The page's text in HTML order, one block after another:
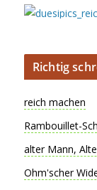
Richtig
reich machen
Rambouillet-
alter Mann,
Ohm'scher